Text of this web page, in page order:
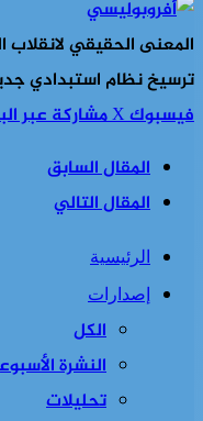
المعنى الحقيقي
ترسيخ نظام استبدادي
فيسبوك‫Xمشاركة عبر
المقال السابق
المقال التالي
الرئيسية
إصدارات
الكل
النشرة
تحليلات